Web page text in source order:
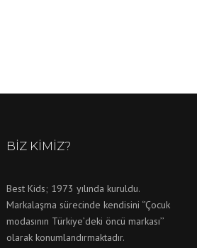
BIZ KIMIZ?
Best Kids; 1973 yılında kuruldu.
Markalaşma sürecinde kendisini ‘’Çocuk
modasının Türkiye’deki öncü markası’’
olarak konumlandırmaktadır.